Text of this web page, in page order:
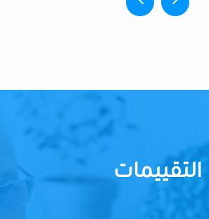
التقييمات